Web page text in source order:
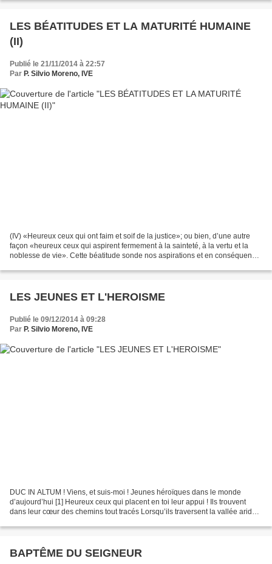
LES BÉATITUDES ET LA MATURITÉ HUMAINE
(II)
Publié le 21/11/2014 à 22:57
Par P. Silvio Moreno, IVE
(IV) «Heureux ceux qui ont faim et soif de la justice»; ou bien, d’une autre
façon «heureux ceux qui aspirent fermement à la sainteté, à la vertu et la
noblesse de vie». Cette béatitude sonde nos aspirations et en conséquence,
LES JEUNES ET L'HEROISME
Publié le 09/12/2014 à 09:28
Par P. Silvio Moreno, IVE
DUC IN ALTUM ! Viens, et suis-moi ! Jeunes héroïques dans le monde
d’aujourd’hui [1] Heureux ceux qui placent en toi leur appui ! Ils trouvent
dans leur cœur des chemins tout tracés Lorsqu’ils traversent la vallée aride,
BAPTÊME DU SEIGNEUR